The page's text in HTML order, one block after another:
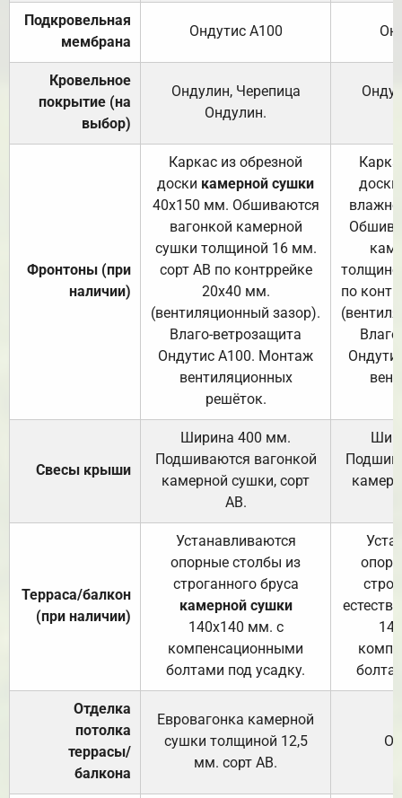
Подкровельная
мембрана
Ондутис А100
Кровельное
покрытие (на
выбор)
Ондулин, Черепица
Ондулин.
Фронтоны (при
наличии)
Каркас из обрезной
доски камерной сушки
40х150 мм. Обшиваются
вагонкой камерной
сушки толщиной 16 мм.
сорт АВ по контррейке
20х40 мм.
(вентиляционный зазор).
Влаго-ветрозащита
Ондутис А100. Монтаж
вентиляционных
решёток.
доски
по
Свесы крыши
Ширина 400 мм.
Подшиваются вагонкой
камерной сушки, сорт
АВ.
Терраса/балкон
(при наличии)
Устанавливаются
опорные столбы из
строганного бруса
камерной сушки
140х140 мм. с
компенсационными
болтами под усадку.
Отделка
потолка
террасы/
балкона
Евровагонка камерной
сушки толщиной 12,5
мм. сорт АВ.